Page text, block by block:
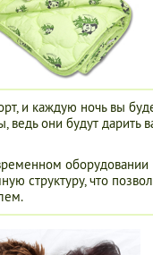
и каждую ночь вы
ведь они будут дарить
структуру, что